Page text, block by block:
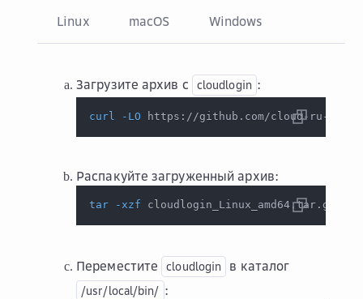
Linux macOS Windows
Загрузите архив с cloudlogin :
curl -LO https://github.com/cloud-ru-tech/
Распакуйте загруженный архив:
tar -xzf cloudlogin_Linux_amd64.tar.gz
Переместите cloudlogin в каталог
/usr/local/bin/ :